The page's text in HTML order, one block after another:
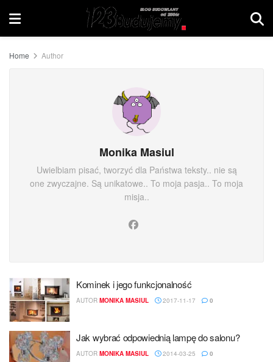
Home Author
Monika Masiul
Uwielbiam pisać, tworzyć dla Państwa teksty.. nie są
one zwyczajne. Są unikatowe.. To moja pasja.. To moja
misja..
Kominek i jego funkcjonalność
AUTOR MONIKA MASIUL 2017-11-17 0
Jak wybrać odpowiednią lampę do salonu?
AUTOR MONIKA MASIUL 2014-03-25 0